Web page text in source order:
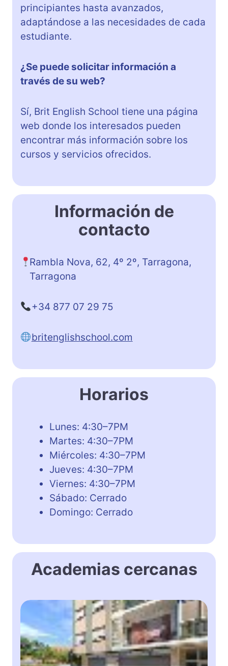
principiantes hasta avanzados,
adaptándose a las necesidades de cada
estudiante.
¿Se puede solicitar información a
través de su web?
Sí, Brit English School tiene una página
web donde los interesados pueden
encontrar más información sobre los
cursos y servicios ofrecidos.
Información de
contacto
Rambla Nova, 62, 4º 2º, Tarragona,
Tarragona
+34 877 07 29 75
britenglishschool.com
Horarios
Lunes: 4:30–7PM
Martes: 4:30–7PM
Miércoles: 4:30–7PM
Jueves: 4:30–7PM
Viernes: 4:30–7PM
Sábado: Cerrado
Domingo: Cerrado
Academias cercanas
L
A
R
N